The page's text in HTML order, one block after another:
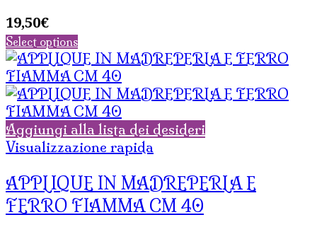
19,50€
Select options
Aggiungi alla lista dei desideri
Visualizzazione rapida
APPLIQUE IN MADREPERLA E
FERRO FIAMMA CM 40